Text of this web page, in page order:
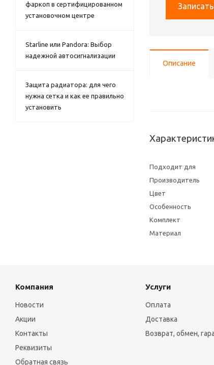
Описание
Подходит для
Производитель
Цвет
Особенность
Комплект
Материал
фаркоп в сертифицированном
установочном центре
Starline или Pandora: Выбор
надежной автосигнализации
Защита радиатора: для чего
нужна сетка и как ее правильно
установить
Компания
Новости
Акции
Контакты
Реквизиты
Обратная связь
Услуги
Оплата
Доставка
Возврат, обмен,